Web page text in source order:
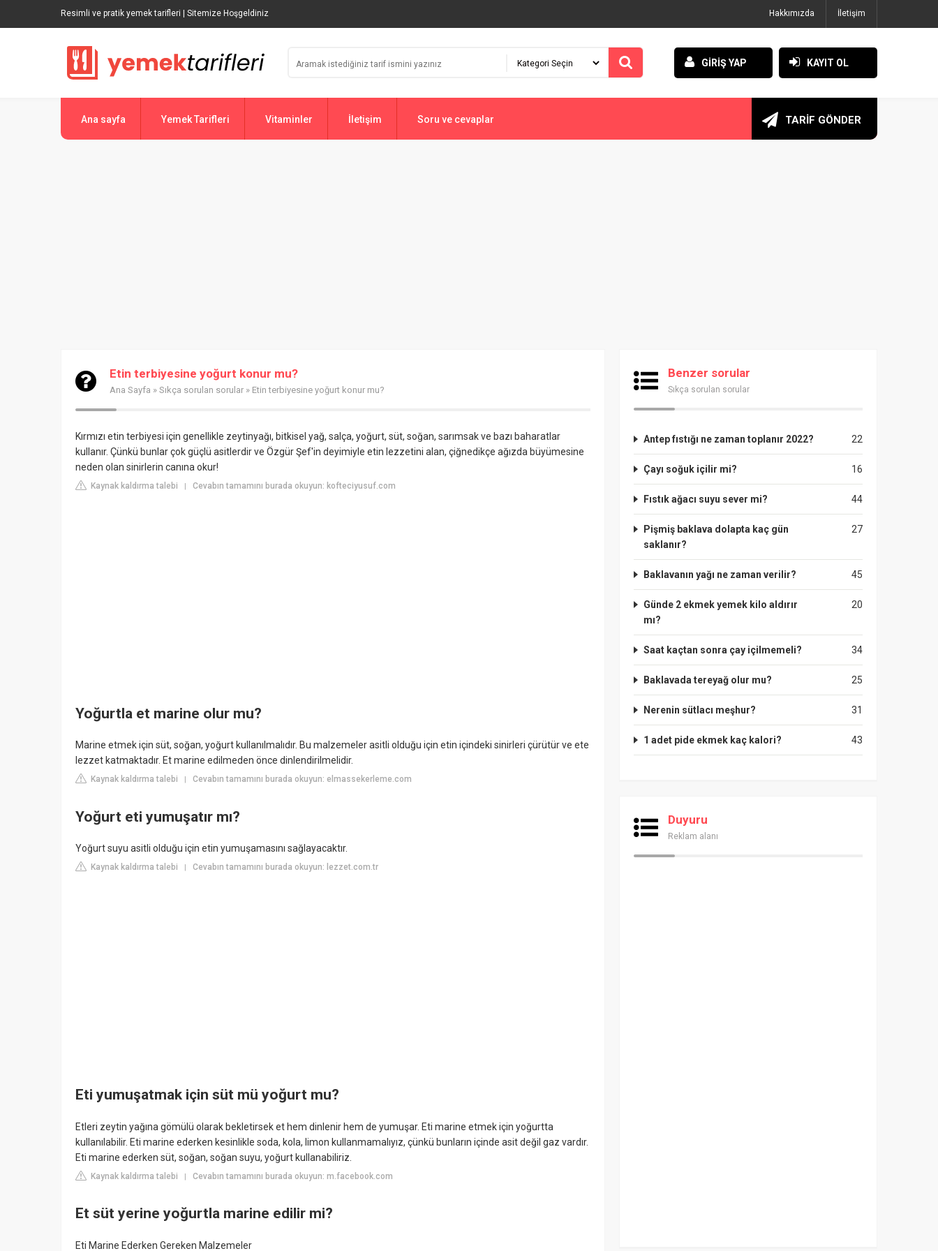
Resimli ve pratik yemek tarifleri | Sitemize Hoşgeldiniz Hakkımızda İletişim
GİRİŞ YAP KAYIT OL
Ana sayfa Yemek Tarifleri Vitaminler İletişim Soru ve cevaplar TARİF GÖNDER
Etin terbiyesine yoğurt konur mu?
Ana Sayfa » Sıkça sorulan sorular » Etin terbiyesine yoğurt konur mu?
Kırmızı etin terbiyesi için genellikle zeytinyağı, bitkisel yağ, salça, yoğurt, süt, soğan, sarımsak ve bazı baharatlar
kullanır. Çünkü bunlar çok güçlü asitlerdir ve Özgür Şef'in deyimiyle etin lezzetini alan, çiğnedikçe ağızda büyümesine
neden olan sinirlerin canına okur!
Kaynak kaldırma talebi | Cevabın tamamını burada okuyun: kofteciyusuf.com
Yoğurtla et marine olur mu?
Marine etmek için süt, soğan, yoğurt kullanılmalıdır. Bu malzemeler asitli olduğu için etin içindeki sinirleri çürütür ve ete
lezzet katmaktadır. Et marine edilmeden önce dinlendirilmelidir.
Kaynak kaldırma talebi Cevabın tamamını burada okuyun: elmassekerleme.com
Yoğurt eti yumuşatır mı?
Yoğurt suyu asitli olduğu için etin yumuşamasını sağlayacaktır.
Kaynak kaldırma talebi Cevabın tamamını burada okuyun: lezzet.com.tr
Eti yumuşatmak için süt mü yoğurt mu?
Etleri zeytin yağına gömülü olarak bekletirsek et hem dinlenir hem de yumuşar. Eti marine etmek için yoğurtta
kullanılabilir. Eti marine ederken kesinlikle soda, kola, limon kullanmamalıyız, çünkü bunların içinde asit değil gaz vardır.
Eti marine ederken süt, soğan, soğan suyu, yoğurt kullanabiliriz.
Kaynak kaldırma talebi | Cevabın tamamını burada okuyun: m.facebook.com
Et süt yerine yoğurtla marine edilir mi?
Eti Marine Ederken Gereken Malzemeler
Benzer sorular
Sıkça sorulan sorular
22
Antep fıstığı ne zaman toplanır 2022?
16
Çayı soğuk içilir mi?
44
Fıstık ağacı suyu sever mi?
27
Pişmiş baklava dolapta kaç gün
saklanır?
45
Baklavanın yağı ne zaman verilir?
20
Günde 2 ekmek yemek kilo aldırır
mı?
34
Saat kaçtan sonra çay içilmemeli?
25
Baklavada tereyağ olur mu?
31
Nerenin sütlacı meşhur?
43
1 adet pide ekmek kaç kalori?
Duyuru
Reklam alanı